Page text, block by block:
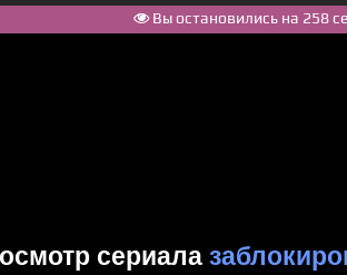
Вы остановились на 258